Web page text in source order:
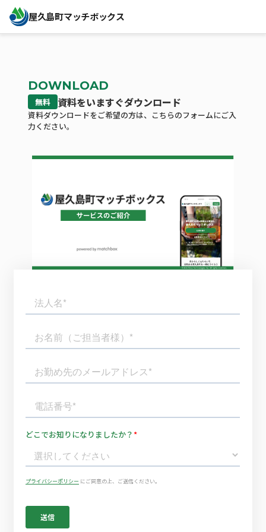
屋久島町マッチボックス
DOWNLOAD
無料 資料をいますぐダウンロード
資料ダウンロードをご希望の方は、こちらのフォームにご入
力ください。